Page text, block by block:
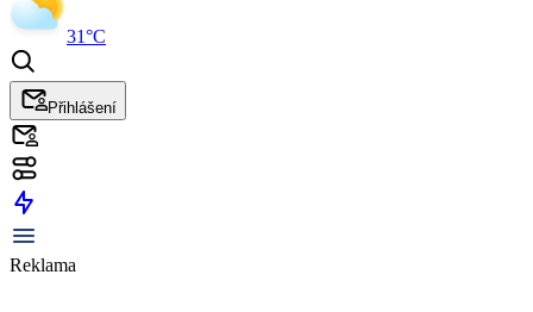
31°C
Přihlášení
Reklama